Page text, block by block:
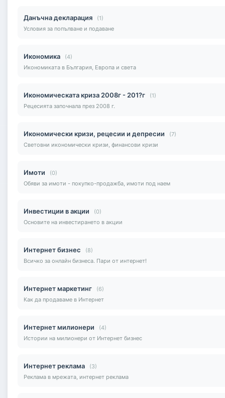
Данъчна декларация
(1)
Условия за попълване и подаване
Икономика
(4)
Икономиката в България, Европа и света
Икономическата криза 2008г - 201?г
(1)
Рецесията започнала през 2008 г.
Икономически кризи, рецесии и депресии
(7)
Световни икономически кризи, финансови кризи
Имоти
(0)
Обяви за имоти - покупко-продажба, имоти под наем
Инвестиции в акции
(0)
Основите на инвестирането в акции
Интернет бизнес
(8)
Всичко за онлайн бизнеса. Пари от интернет!
Интернет маркетинг
(6)
Как да продаваме в Интернет
Интернет милионери
(4)
Истории на милионери от Интернет бизнес
Интернет реклама
(3)
Реклама в мрежата, интернет реклама